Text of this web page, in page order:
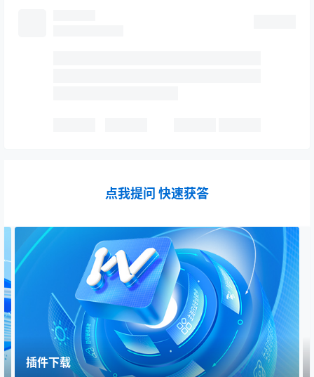
点我提问 快速获答
插件下载